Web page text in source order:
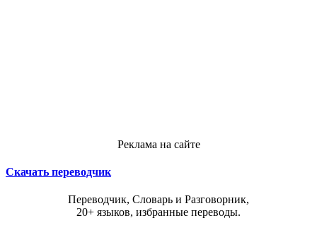
Реклама на сайте
Скачать переводчик
Переводчик, Словарь и Разговорник,
20+ языков, избранные переводы.